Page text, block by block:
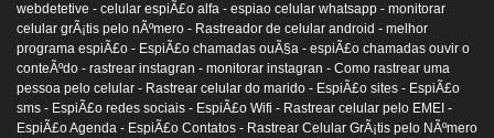
webdetetive - celular espiÃ£o alfa - espiao celular whatsapp - monitorar
celular grÃ¡tis pelo nÃºmero - Rastreador de celular android - melhor
programa espiÃ£o - EspiÃ£o chamadas ouÃ§a - espiÃ£o chamadas ouvir o
conteÃºdo - rastrear instagran - monitorar instagran - Como rastrear uma
pessoa pelo celular - Rastrear celular do marido - EspiÃ£o sites - EspiÃ£o
sms - EspiÃ£o redes sociais - EspiÃ£o Wifi - Rastrear celular pelo EMEI -
EspiÃ£o Agenda - EspiÃ£o Contatos - Rastrear Celular GrÃ¡tis pelo NÃºmero